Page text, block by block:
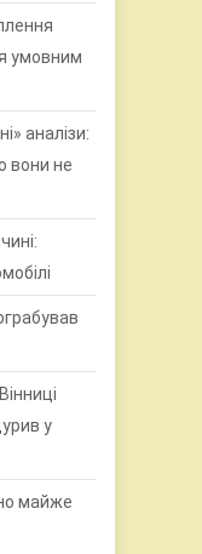
умовним
аналізи:
вони не
у
майже